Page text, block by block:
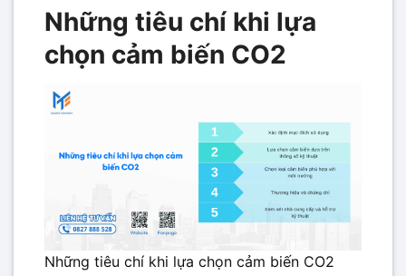
Những tiêu chí khi lựa
chọn cảm biến CO2
Những tiêu chí khi lựa chọn cảm biến CO2